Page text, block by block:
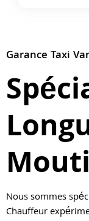
Garance Taxi
Nous sommes
Chauffeur